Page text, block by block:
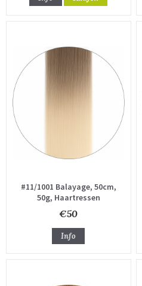
#11/1001 Balayage, 50cm,
50g, Haartressen
€50
Info